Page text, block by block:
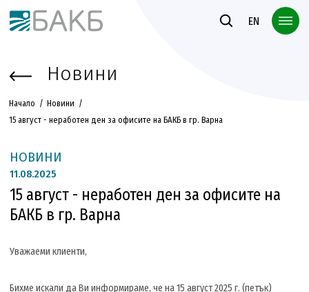
Към основното съдържание
EN
Новини
Начало
Новини
15 август - неработен ден за офисите на БАКБ в гр. Варна
НОВИНИ
11.08.2025
15 август - неработен ден за офисите на
БАКБ в гр. Варна
Уважаеми клиенти,
Бихме искали да Ви информираме, че на 15 август 2025 г. (петък)